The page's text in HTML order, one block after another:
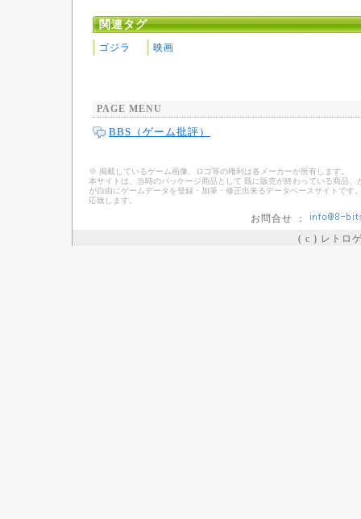
関連タグ
ゴジラ 映画
PAGE MENU
BBS（ゲーム批評）
※ 掲載しているゲーム画像、ロゴ等の権利は各メーカーが所有します。
本サイトは、当時のパッケージ商品として 既に販売が終わっている商品
が自由にゲームデータを登録・加筆・修正出来るデータベースサイトで
応致します。
お問合せ ：
( c ) レトロ